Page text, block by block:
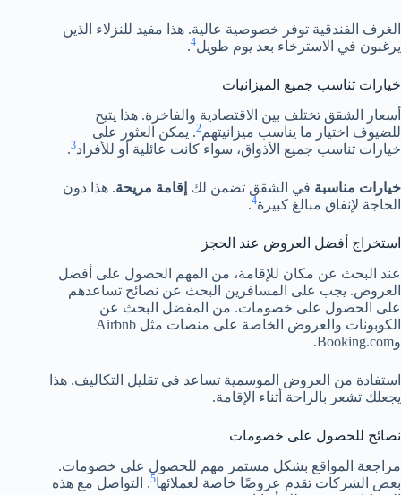
الغرف الفندقية توفر خصوصية عالية. هذا مفيد للنزلاء الذين
يرغبون في الاسترخاء بعد يوم طويل4
.
خيارات تناسب جميع الميزانيات
أسعار الشقق تختلف بين الاقتصادية والفاخرة. هذا يتيح
للضيوف اختيار ما يناسب ميزانيتهم2. يمكن العثور على
خيارات تناسب جميع الأذواق، سواء كانت عائلية أو للأفراد3
.
خيارات مناسبة في الشقق تضمن لك إقامة مريحة. هذا دون
الحاجة لإنفاق مبالغ كبيرة4
.
استخراج أفضل العروض عند الحجز
عند البحث عن مكان للإقامة، من المهم الحصول على أفضل
العروض. يجب على المسافرين البحث عن نصائح تساعدهم
على الحصول على خصومات. من المفضل البحث عن
الكوبونات والعروض الخاصة على منصات مثل Airbnb
وBooking.com.
استفادة من العروض الموسمية تساعد في تقليل التكاليف. هذا
يجعلك تشعر بالراحة أثناء الإقامة.
نصائح للحصول على خصومات
مراجعة المواقع بشكل مستمر مهم للحصول على خصومات.
بعض الشركات تقدم عروضًا خاصة لعملائها5. التواصل مع هذه